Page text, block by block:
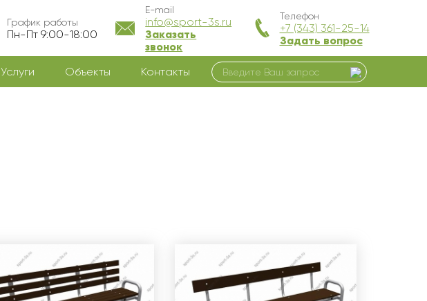
График работы
Пн-Пт 9:00-18:00
E-mail
info@sport-3s.ru
Заказать
звонок
Телефон
+7 (343) 361-25-14
Задать вопрос
Услуги Объекты Контакты